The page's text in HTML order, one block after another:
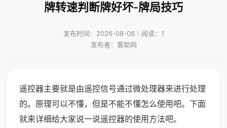
牌转速判断牌好坏-牌局技巧
发布时间：2026-08-08｜阅读：1
发布者：客助网
遥控器主要就是由遥控信号通过微处理器来进行处理
的。原理可以不懂，但是不能不懂怎么使用吧。下面
就来详细给大家说一说遥控器的使用方法吧。